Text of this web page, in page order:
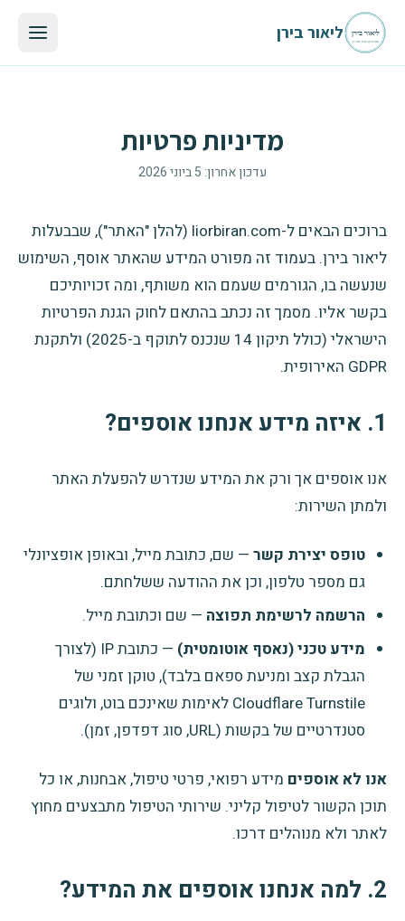
דלגו לתוכן הראשי
ליאור בירן
מדיניות פרטיות
עדכון אחרון: 5 ביוני 2026
ברוכים הבאים ל-liorbiran.com (להלן "האתר"), שבבעלות
ליאור בירן. בעמוד זה מפורט המידע שהאתר אוסף, השימוש
שנעשה בו, הגורמים שעמם הוא משותף, ומה זכויותיכם
בקשר אליו. מסמך זה נכתב בהתאם לחוק הגנת הפרטיות
הישראלי (כולל תיקון 14 שנכנס לתוקף ב-2025) ולתקנת
GDPR האירופית.
1. איזה מידע אנחנו אוספים?
אנו אוספים אך ורק את המידע שנדרש להפעלת האתר
ולמתן השירות:
טופס יצירת קשר — שם, כתובת מייל, ובאופן אופציונלי
גם מספר טלפון, וכן את ההודעה ששלחתם.
הרשמה לרשימת תפוצה — שם וכתובת מייל.
מידע טכני (נאסף אוטומטית)
— כתובת IP (לצורך
הגבלת קצב ומניעת ספאם בלבד), טוקן זמני של
Cloudflare Turnstile לאימות שאינכם בוט, ולוגים
סטנדרטיים של בקשות (URL, סוג דפדפן, זמן).
אנו לא אוספים מידע רפואי, פרטי טיפול, אבחנות, או כל
תוכן הקשור לטיפול קליני. שירותי הטיפול מתבצעים מחוץ
לאתר ולא מנוהלים דרכו.
2. למה אנחנו אוספים את המידע?